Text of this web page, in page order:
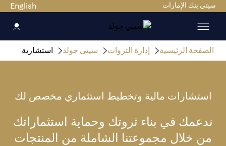
سيتي بنك الإمارات English
الصفحة الرئيسية إدارة الثروات سيتي جولد استشارية
استشارات مالية وتخطيط استثماري مخصص لك
ندعمك في بناء ثروتك وحماية استثماراتك
من خلال مجموعتنا الشاملة من المنتجات